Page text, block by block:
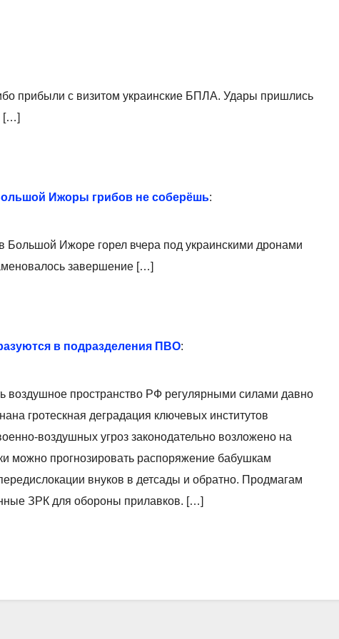
прибыли с визитом украинские БПЛА. Удары пришлись
[…]
Ижоры грибов не соберёшь:
Ижоре горел вчера под украинскими дронами
завершение […]
в подразделения ПВО:
воздушное пространство РФ регулярными силами давно
гротескная деградация ключевых институтов
воздушных угроз законодательно возложено на
можно прогнозировать распоряжение бабушкам
внуков в детсады и обратно. Продмагам
ЗРК для обороны прилавков. […]